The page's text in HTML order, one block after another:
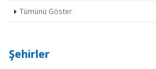
Tümünü Göster
Şehirler